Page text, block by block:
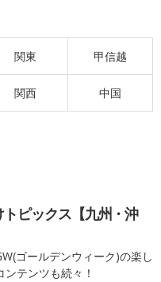
関東 甲信越
関西 中国
ピックス【九州・沖
ゴールデンウィーク)の楽し
テンツも続々！